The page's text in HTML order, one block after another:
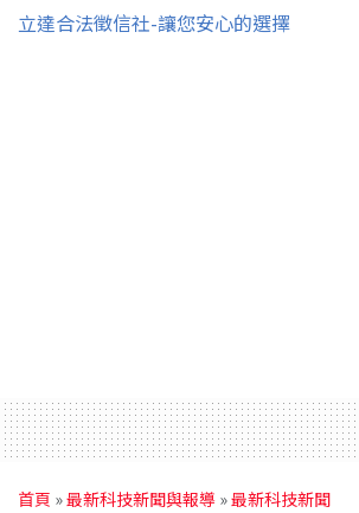
立達合法徵信社-讓您安心的選擇
首頁 »最新科技新聞與報導 »最新科技新聞